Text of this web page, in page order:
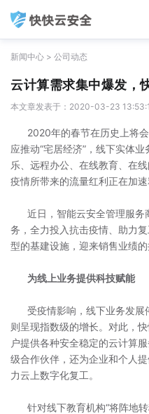
新闻中心 > 公司动态
云计算需求集中爆发，
本文章发表于：2020-03-23
2020年的春节在历史上将会
应推动“宅居经济”，线下实体
乐、远程办公、在线教育、在
疫情所带来的流量红利正在加速
近日，智能云安全管理服务
务，全力投入抗击疫情、助力
型的基建设施，迎来销售业绩的
为线上业务提供科技赋能
受疫情影响，线下业务发展
则呈现指数级的增长。对此，
户提供各种安全稳定的云计算
级合作伙伴，还为企业和个人
力云上数字化复工。
针对线下教育机构“将阵地转